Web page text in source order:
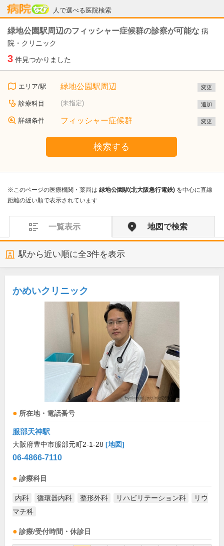
人で選べる医院検索
病院なび
緑地公園駅周辺のフィッシャー症候群の診察が可能な 病
院・クリニック
3 件見つかりました
エリア/駅 緑地公園駅周辺 変更
診療科目 (未指定) 追加
詳細条件 フィッシャー症候群 変更
検索する
※このページの医療機関・薬局は 緑地公園駅(北大阪急行電鉄) を中心に直線
距離の近い順で表示されています
一覧表示 地図で検索
駅から近い順に全3件を表示
かめいクリニック
所在地・電話番号
服部天神駅
大阪府豊中市服部元町2-1-28 [地図]
06-4866-7110
診療科目
内科 循環器内科 整形外科 リハビリテーション科
リウ
マチ科
診療/受付時間・休診日